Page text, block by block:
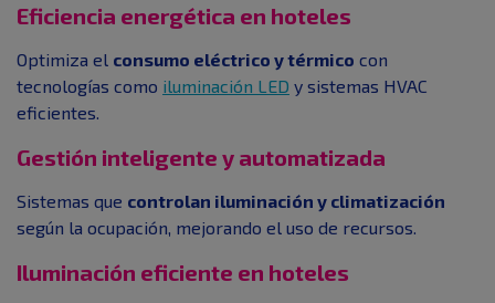
Eficiencia energética en hoteles
Optimiza el consumo eléctrico y térmico con
tecnologías como iluminación LED y sistemas HVAC
eficientes.
Gestión inteligente y automatizada
Sistemas que controlan iluminación y climatización
según la ocupación, mejorando el uso de recursos.
Iluminación eficiente en hoteles